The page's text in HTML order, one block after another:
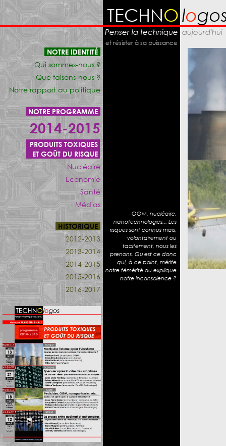
TECHNOlo
NOTRE IDENTITÉ
Qui sommes-nous ?
Que faisons-nous ?
Notre rapport au politique
NOTRE PROGRAMME
2014-2015
PRODUITS TOXIQUES
ET GOÛT DU RISQUE
Nucléaire
Economie
Santé
Médias
HISTORIQUE
2012-2013
2013-2014
2014-2015
2015-2016
2016-2017
Penser la technique
et résister à sa puissance
OGM, nucléaire,
nanotechnologies... Les
risques sont connus mais,
volontairement ou
tacitement, nous les
prenons. Qu'est ce donc
qui, à ce point, mérite
notre témérité ou explique
notre inconscience ?
aujourd'hui